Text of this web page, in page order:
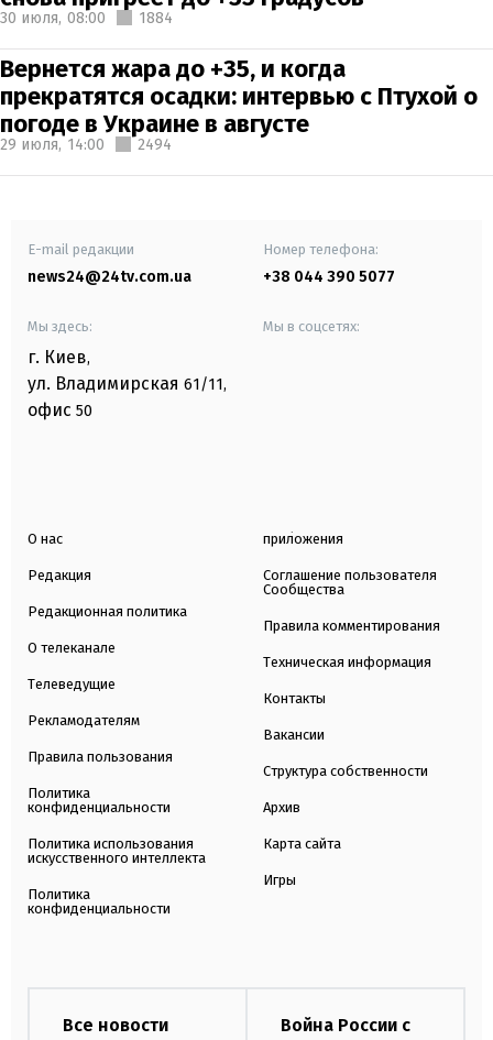
30 июля, 08:00 1884
Вернется жара до +35, и когда
прекратятся осадки: интервью с Птухой о
погоде в Украине в августе
29 июля, 14:00 2494
E-mail редакции
news24@24tv.com.ua
Номер телефона:
+38 044 390 5077
Мы здесь:
г. Киев,
ул. Владимирская 61/11,
офис 50
Мы в соцсетях:
О нас
Редакция
Редакционная политика
О телеканале
Телеведущие
Рекламодателям
Правила пользования
Политика
конфиденциальности
Политика использования
искусственного интеллекта
Политика
конфиденциальности
приложения
Соглашение пользователя
Сообщества
Правила комментирования
Техническая информация
Контакты
Вакансии
Структура собственности
Архив
Карта сайта
Игры
Все новости
Война России с